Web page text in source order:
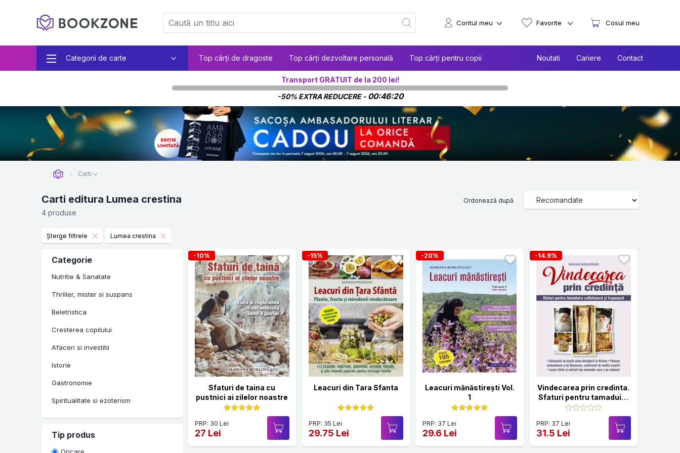
Categorii de carte Top cărți de dragoste Top cărți dezvoltare personală Top cărți pentru copii Noutati Cariere Contact
Contul meu Favorite Cosul meu
Transport GRATUIT de la 200 lei!
-50% EXTRA REDUCERE - 00:46:19
Carti
Carti editura Lumea crestina
4 produse
Ordonează după
Șterge filtrele Lumea crestina
Categorie
Nutritie & Sanatate
Thriller, mister si suspans
Beletristica
Cresterea copilului
Afaceri si investitii
Istorie
Gastronomie
Spiritualitate si ezoterism
Manuale scolare si auxiliare
Carti in limbi straine
Tip produs
-10%
Sfaturi de taina cu
pustnici ai zilelor noastre
PRP: 30 Lei
27 Lei
-15%
Leacuri din Tara Sfanta
PRP: 35 Lei
29.75 Lei
-20%
Leacuri mănăstirești Vol.
1
PRP: 37 Lei
29.6 Lei
-14.9%
Vindecarea prin credinta.
Sfaturi pentru tamaduire
sufleteasca
PRP: 37 Lei
31.5 Lei